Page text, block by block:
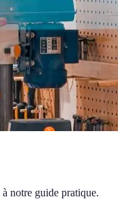
notre guide pratique.